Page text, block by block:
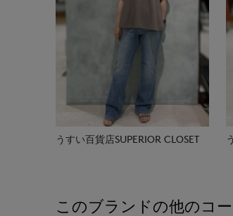
うすい百貨店SUPERIOR CLOSET
このブランドの他のコ